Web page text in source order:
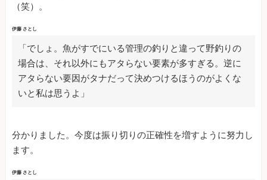
（笑）。
伊藤 さとし
「でしょ。魚がすでにいる管理の釣りと違って野釣りの
場合は、それ以外にもアタらない要素が多すぎる。逆に
アタらない要因がタナだって決めつけるほうのがよくな
いと私は思うよ」
分かりました。今度は振り切りの正確性を増すように努力し
ます。
伊藤 さとし